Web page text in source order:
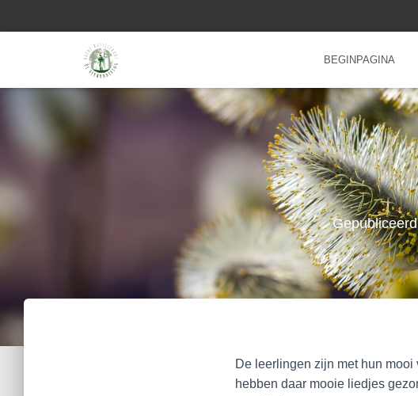
BEGINPAGINA
De leerlingen zijn met hun
hebben daar mooie liedjes